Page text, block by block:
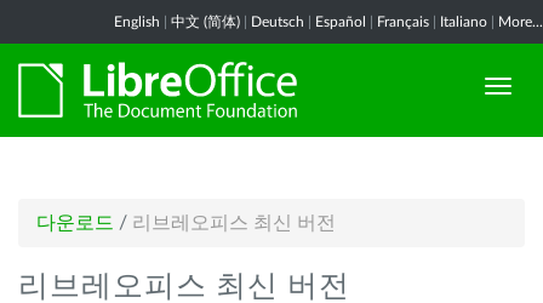
English 中文 (简体) Deutsch Español Français Italiano More...
다운로드 / 리브레오피스 최신 버전
리브레오피스 최신 버전